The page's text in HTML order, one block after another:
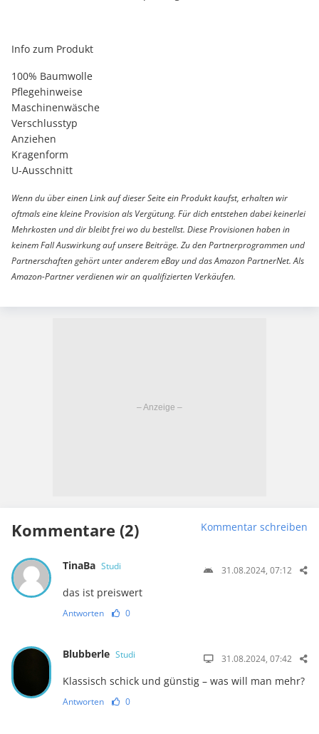
Info zum Produkt
100% Baumwolle
Pflegehinweise
Maschinenwäsche
Verschlusstyp
Anziehen
Kragenform
U-Ausschnitt
Wenn du über einen Link auf dieser Seite ein Produkt kaufst, erhalten wir
oftmals eine kleine Provision als Vergütung. Für dich entstehen dabei keinerlei
Mehrkosten und dir bleibt frei wo du bestellst. Diese Provisionen haben in
keinem Fall Auswirkung auf unsere Beiträge. Zu den Partnerprogrammen und
Partnerschaften gehört unter anderem eBay und das Amazon PartnerNet. Als
Amazon-Partner verdienen wir an qualifizierten Verkäufen.
Kommentare (2) Kommentar schreiben
TinaBa Studi 31.08.2024, 07:12
das ist preiswert
Antworten 0
Blubberle Studi 31.08.2024, 07:42
Klassisch schick und günstig – was will man mehr?
Antworten 0